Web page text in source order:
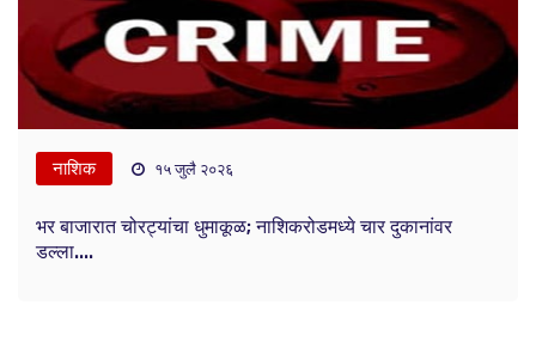
नाशिक १५ जुलै २०२६
भर बाजारात चोरट्यांचा धुमाकूळ; नाशिकरोडमध्ये चार दुकानांवर
डल्ला....